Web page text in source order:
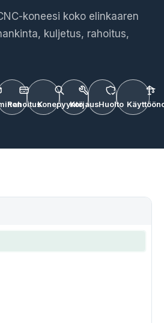
koneesi koko elinkaaren
kuljetus, rahoitus,
RahoitusKonepyyntöKorjausHuolto